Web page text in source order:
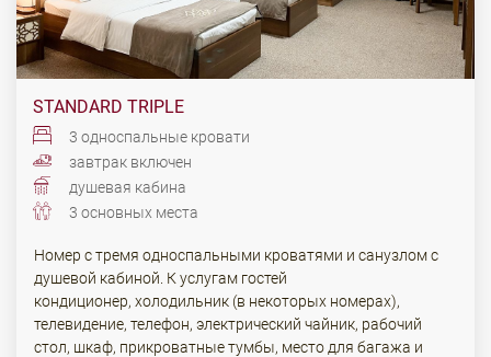
STANDARD TRIPLE
3 односпальные кровати
завтрак включен
душевая кабина
3 основных места
Номер с тремя односпальными кроватями и санузлом с
душевой кабиной. К услугам гостей
кондиционер, холодильник (в некоторых номерах),
телевидение, телефон, электрический чайник, рабочий
стол, шкаф, прикроватные тумбы, место для багажа и